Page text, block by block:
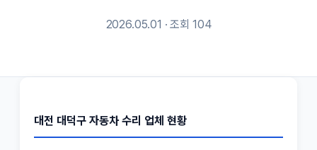
2026.05.01 · 조회 104
대전 대덕구 자동차 수리 업체 현황